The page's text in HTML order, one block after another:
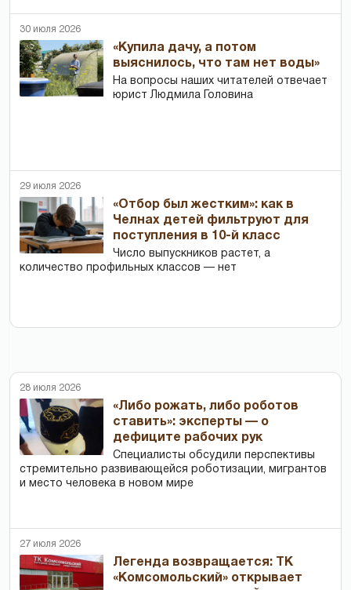
30 июля 2026
«Купила дачу, а потом
выяснилось, что там нет воды»
На вопросы наших читателей отвечает
юрист Людмила Головина
29 июля 2026
«Отбор был жестким»: как в
Челнах детей фильтруют для
поступления в 10-й класс
Число выпускников растет, а
количество профильных классов — нет
28 июля 2026
«Либо рожать, либо роботов
ставить»: эксперты — о
дефиците рабочих рук
Специалисты обсудили перспективы
стремительно развивающейся роботизации, мигрантов
и место человека в новом мире
27 июля 2026
Легенда возвращается: ТК
«Комсомольский» открывает